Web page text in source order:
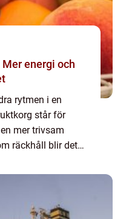
energi och
rytmen i en
står för
mer trivsam
räckhåll blir det